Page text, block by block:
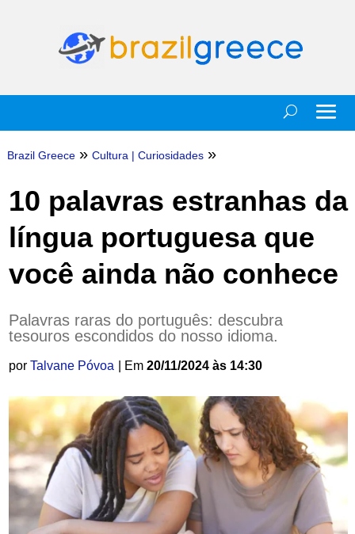
Brazil Greece » Cultura | Curiosidades »
10 palavras estranhas da
língua portuguesa que
você ainda não conhece
Palavras raras do português: descubra
tesouros escondidos do nosso idioma.
por Talvane Póvoa | Em 20/11/2024 às 14:30